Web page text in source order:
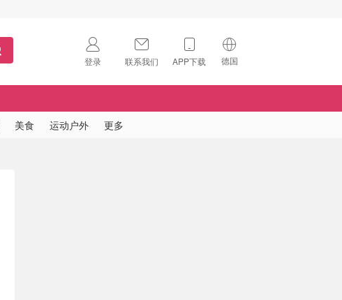
登录 联系我们 APP下载 德国
🇺🇸
美食 运动户外 更多